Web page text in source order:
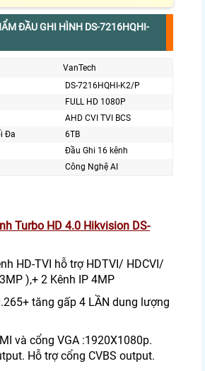
ĐẦU GHI HÌNH DS-7216HQHI-
VanTech
DS-7216HQHI-K2/P
FULL HD 1080P
AHD CVI TVI BCS
Đa
6TB
Đầu Ghi 16 kênh
Công Nghệ AI
Turbo HD 4.0 Hikvision DS-
HD-TVI hỗ trợ HDTVI/ HDCVI/
),+ 2 Kênh IP 4MP
tăng gấp 4 LẦN dung lượng
và cổng VGA :1920X1080p.
Hỗ trợ cổng CVBS output.